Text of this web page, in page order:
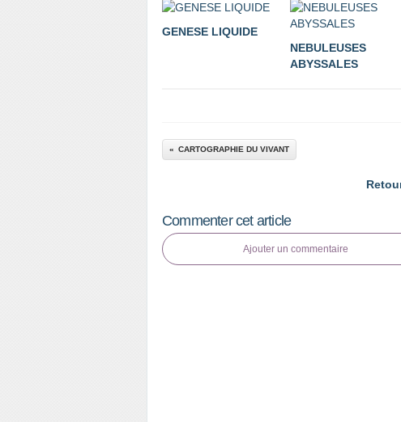
GENESE LIQUIDE
NEBULEUSES
ABYSSALES
CARTOGRAPHIE DU VIVANT
Commenter cet article
Ajouter un commentaire